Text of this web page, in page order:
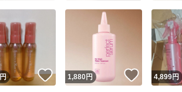
円 いいね！
1,880円 いいね！
4,899円